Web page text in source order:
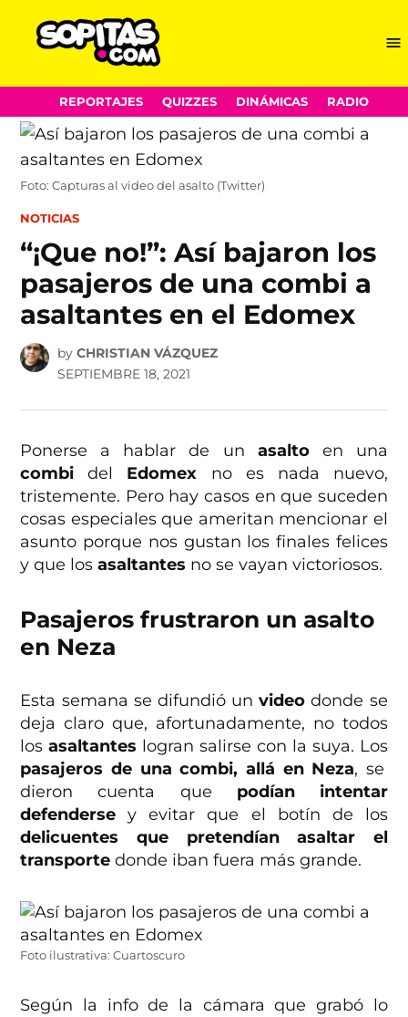
Skip
to
content
REPORTAJES QUIZZES DINÁMICAS RADIO
Foto: Capturas al video del asalto (Twitter)
POSTED
NOTICIAS
“¡Que no!”: Así bajaron los
pasajeros de una combi a
asaltantes en el Edomex
by CHRISTIAN VÁZQUEZ
SEPTIEMBRE 18, 2021
Ponerse a hablar de un asaltoen una
combi del Edomex no es nada nuevo,
tristemente. Pero hay casos en que suceden
cosas especiales que ameritan mencionar el
asunto porque nos gustan los finales felices
y que losasaltantes no se vayan victoriosos.
Pasajeros frustraron un asalto
en Neza
Esta semana se difundió unvideo donde se
deja claro que, afortunadamente, no todos
los asaltantes logran salirse con la suya. Los
pasajeros de una combi, allá en Neza, se
dieron cuenta que podían intentar
defenderse y evitar que el botín de los
delicuentes que pretendían asaltar el
transporte donde iban fuera más grande.
Foto ilustrativa: Cuartoscuro
Según la info de la cámara que grabó lo